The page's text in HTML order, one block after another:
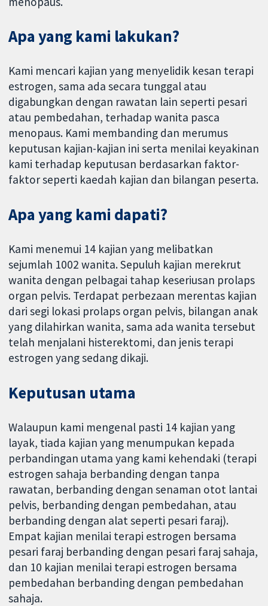
Apa yang kami lakukan?
Kami mencari kajian yang menyelidik kesan terapi
estrogen, sama ada secara tunggal atau
digabungkan dengan rawatan lain seperti pesari
atau pembedahan, terhadap wanita pasca
menopaus. Kami membanding dan merumus
keputusan kajian-kajian ini serta menilai keyakinan
kami terhadap keputusan berdasarkan faktor-
faktor seperti kaedah kajian dan bilangan peserta.
Apa yang kami dapati?
Kami menemui 14 kajian yang melibatkan
sejumlah 1002 wanita. Sepuluh kajian merekrut
wanita dengan pelbagai tahap keseriusan prolaps
organ pelvis. Terdapat perbezaan merentas kajian
dari segi lokasi prolaps organ pelvis, bilangan anak
yang dilahirkan wanita, sama ada wanita tersebut
telah menjalani histerektomi, dan jenis terapi
estrogen yang sedang dikaji.
Keputusan utama
Walaupun kami mengenal pasti 14 kajian yang
layak, tiada kajian yang menumpukan kepada
perbandingan utama yang kami kehendaki (terapi
estrogen sahaja berbanding dengan tanpa
rawatan, berbanding dengan senaman otot lantai
pelvis, berbanding dengan pembedahan, atau
berbanding dengan alat seperti pesari faraj).
Empat kajian menilai terapi estrogen bersama
pesari faraj berbanding dengan pesari faraj sahaja,
dan 10 kajian menilai terapi estrogen bersama
pembedahan berbanding dengan pembedahan
sahaja.